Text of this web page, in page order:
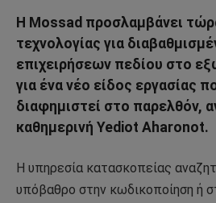
Η Mossad προσλαμβάνει
τεχνολογίας για
επιχειρήσεων πεδίου στο
για ένα νέο είδος εργασίας
διαφημιστεί στο παρελθόν,
καθημερινή Yediot Aharonot.
Η υπηρεσία κατασκοπείας
υπόβαθρο στην κωδικοποίηση ή